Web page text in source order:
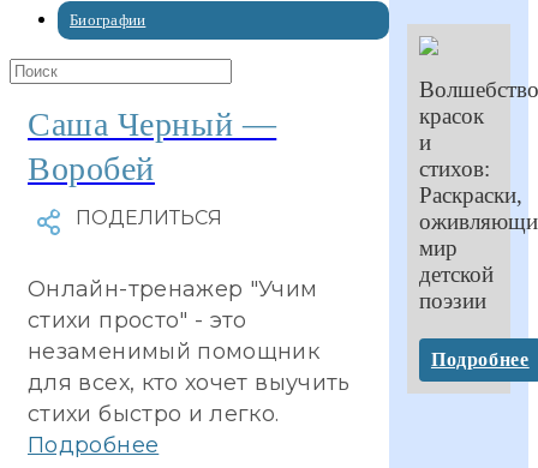
Биографии
Саша Черный —
Воробей
Онлайн-тренажер "Учим
стихи просто" - это
незаменимый помощник
для всех, кто хочет выучить
стихи быстро и легко.
Подробнее
Волшебство
красок
и
стихов:
Раскраски,
мир
детской
поэзии
Подробнее